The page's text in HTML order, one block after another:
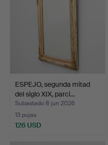
ESPEJO, segunda mitad
del siglo XIX, parci…
Subastado 8 jun 2026
13 pujas
126 USD